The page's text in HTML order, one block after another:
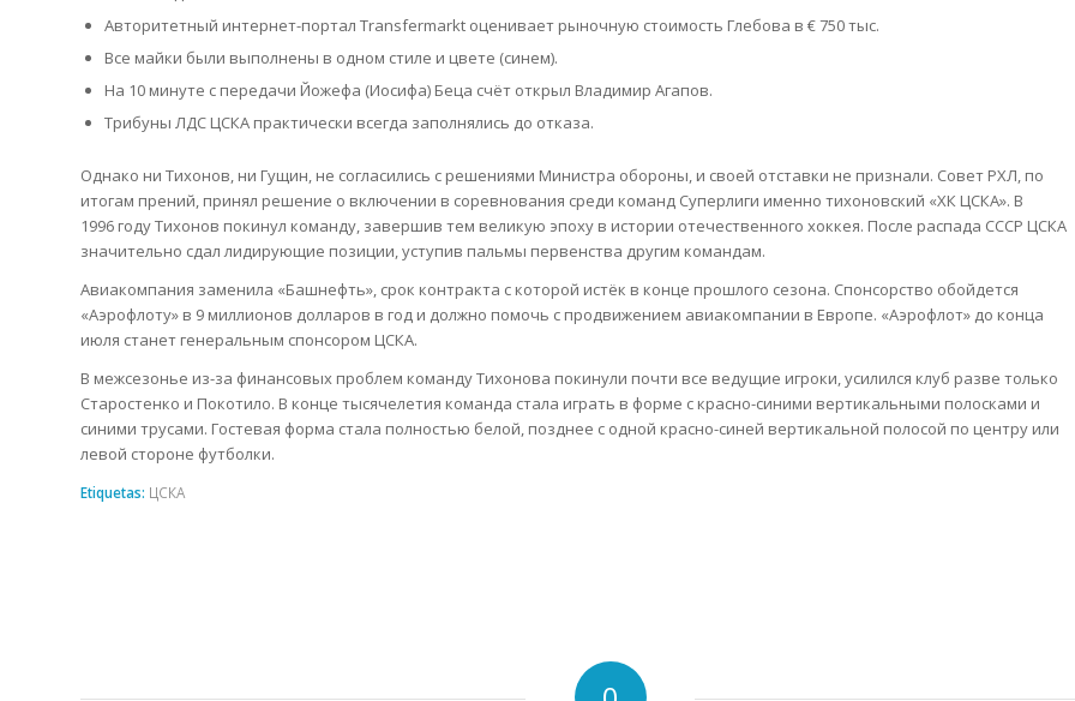
Авторитетный интернет-портал Transfermarkt оценивает рыночную стоимость Глебова в € 750 тыс.
Все майки были выполнены в одном стиле и цвете (синем).
На 10 минуте с передачи Йожефа (Иосифа) Беца счёт открыл Владимир Агапов.
Трибуны ЛДС ЦСКА практически всегда заполнялись до отказа.
Однако ни Тихонов, ни Гущин, не согласились с решениями Министра обороны, и своей отставки не признали. Совет РХЛ, по
итогам прений, принял решение о включении в соревнования среди команд Суперлиги именно тихоновский «ХК ЦСКА». В
1996 году Тихонов покинул команду, завершив тем великую эпоху в истории отечественного хоккея. После распада СССР ЦСКА
значительно сдал лидирующие позиции, уступив пальмы первенства другим командам.
Авиакомпания заменила «Башнефть», срок контракта с которой истёк в конце прошлого сезона. Спонсорство обойдется
«Аэрофлоту» в 9 миллионов долларов в год и должно помочь с продвижением авиакомпании в Европе. «Аэрофлот» до конца
июля станет генеральным спонсором ЦСКА.
В межсезонье из-за финансовых проблем команду Тихонова покинули почти все ведущие игроки, усилился клуб разве только
Старостенко и Покотило. В конце тысячелетия команда стала играть в форме с красно-синими вертикальными полосками и
синими трусами. Гостевая форма стала полностью белой, позднее с одной красно-синей вертикальной полосой по центру или
левой стороне футболки.
Etiquetas: ЦСКА